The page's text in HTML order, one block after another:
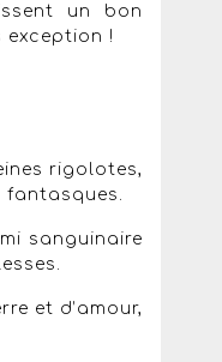
un bon
exception !
rigolotes,
fantasques.
sanguinaire
et d’amour,